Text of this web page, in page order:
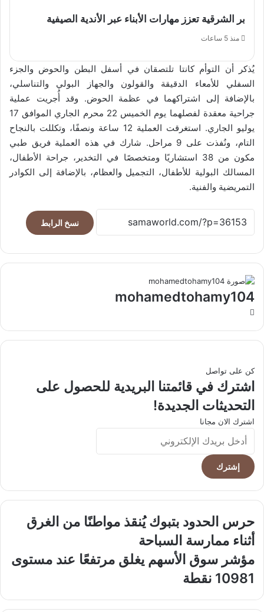
بر الشرقية تعزز مهارات الأبناء عبر الأندية الصيفية
منذ 5 ساعات
يُذكر أن التوأم كانتا تلتصقان في أسفل البطن والحوض والجزء
السفلي للأمعاء الدقيقة والقولون والجهاز البولي والتناسلي،
بالإضافة إلى اشتراكهما في عظمة الحوض. وقد أُجريت عملية
جراحية معقدة لفصلهما يوم الخميس 22 محرم الجاري الموافق 17
يوليو الجاري. استغرقت العملية 12 ساعة ونصفًا، وتكللت بالنجاح
التام، ونُفذت على 9 مراحل. شارك في هذه العملية فريق طبي
مكون من 38 استشاريًا ومتخصصًا في التخدير، جراحة الأطفال،
المسالك البولية للأطفال، التجميل والعظام، بالإضافة إلى الكوادر
التمريضية والفنية.
نسخ الرابط
mohamedtohamy104
كن على تواصل
اشترك في قائمتنا البريدية للحصول على
التحديثات الجديدة!
اشترك الان مجانا
أدخل
بريدك
الإلكتروني
الحدود
بتبوك
يُنقذ
مواطنًا
من
حرس الحدود بتبوك يُنقذ مواطنًا من الغرق
أثناء ممارسة السباحة
مؤشر
سوق
الأسهم
مؤشر سوق الأسهم يغلق مرتفعًا عند مستوى
10981 نقطة